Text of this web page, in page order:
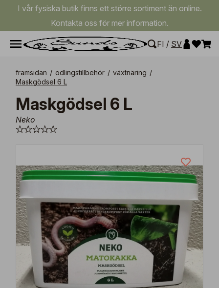
I vår fysiska butik finns ett större sortiment än online.
Kontakta oss för mer information.
FI / SV
framsidan / odlingstillbehör / växtnäring /
Maskgödsel 6 L
Maskgödsel 6 L
Neko